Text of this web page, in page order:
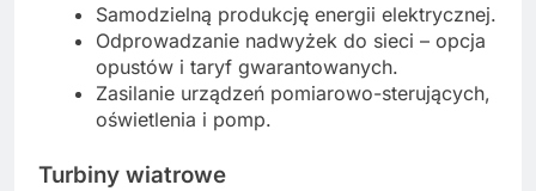
Samodzielną produkcję energii elektrycznej.
Odprowadzanie nadwyżek do sieci – opcja
opustów i taryf gwarantowanych.
Zasilanie urządzeń pomiarowo-sterujących,
oświetlenia i pomp.
Turbiny wiatrowe